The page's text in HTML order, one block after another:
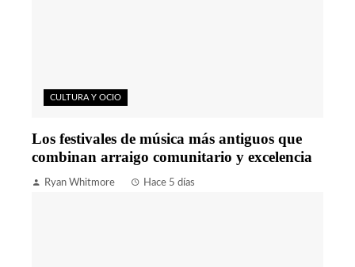
CULTURA Y OCIO
Los festivales de música más antiguos que
combinan arraigo comunitario y excelencia
Ryan Whitmore Hace 5 días